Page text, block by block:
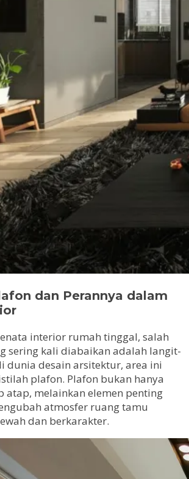
dan Perannya dalam
interior rumah tinggal, salah
sering kali diabaikan adalah langit-
dunia desain arsitektur, area ini
plafon. Plafon bukan hanya
atap, melainkan elemen penting
atmosfer ruang tamu
dan berkarakter.